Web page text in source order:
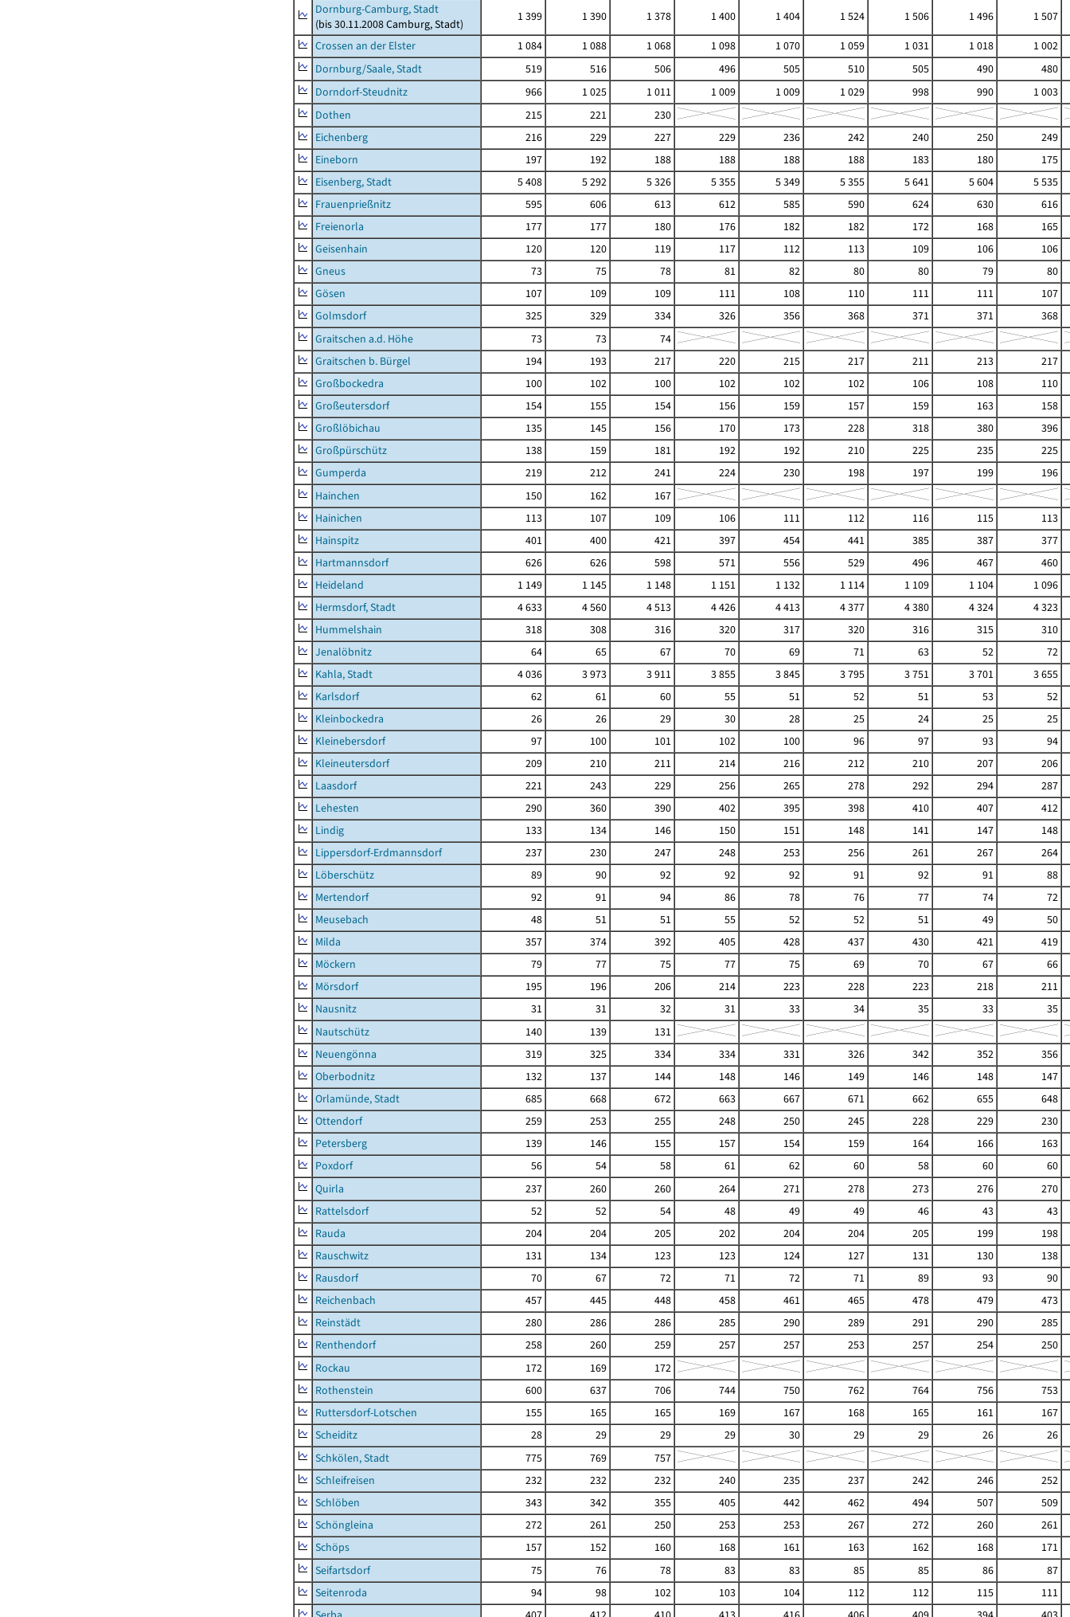
Dornburg-Camburg, Stadt
(bis 30.11.2008 Camburg, Stadt)
1 399 1 390 1 378 1 400 1 404 1 524 1 506 1 496
1 507
Crossen an der Elster
1 084 1 088 1 068 1 098 1 070 1 059 1 031 1 018
1 002
Dornburg/Saale, Stadt
519 516 506 496 505 510 505 490
480
Dorndorf-Steudnitz
966 1 025 1 011 1 009 1 009 1 029 998 990
1 003
Dothen
215 221
230
Eichenberg
216 229 227 229 236 242 240 250
249
Eineborn
197 192 188 188 188 188 183 180
175
Eisenberg, Stadt
5 408 5 292 5 326 5 355 5 349 5 355 5 641 5 604
5 535
Frauenprießnitz
595 606 613 612 585 590 624 630
616
Freienorla
177 177 180 176 182 182 172 168
165
Geisenhain
120 120 119 117 112 113 109 106
106
Gneus
73 75 78 81 82 80 80 79
80
Gösen
107 109 109 111 108 110 111 111
107
Golmsdorf
325 329 334 326 356 368 371 371
368
Graitschen a.d. Höhe
73 73
74
Graitschen b. Bürgel
194 193 217 220 215 217 211 213
217
Großbockedra
100 102 100 102 102 102 106 108
110
Großeutersdorf
154 155 154 156 159 157 159 163
158
Großlöbichau
135 145 156 170 173 228 318 380
396
Großpürschütz
138 159 181 192 192 210 225 235
225
Gumperda
219 212 241 224 230 198 197 199
196
Hainchen
150 162
167
Hainichen
113 107 109 106 111 112 116 115
113
Hainspitz
401 400 421 397 454 441 385 387
377
Hartmannsdorf
626 626 598 571 556 529 496 467
460
Heideland
1 149 1 145 1 148 1 151 1 132 1 114 1 109 1 104
1 096
Hermsdorf, Stadt
4 633 4 560 4 513 4 426 4 413 4 377 4 380 4 324
4 323
Hummelshain
318 308 316 320 317 320 316 315
310
Jenalöbnitz
64 65 67 70 69 71 63 52
72
Kahla, Stadt
4 036 3 973 3 911 3 855 3 845 3 795 3 751 3 701
3 655
Karlsdorf
62 61 60 55 51 52 51 53
52
Kleinbockedra
26 26 29 30 28 25 24 25
25
Kleinebersdorf
97 100 101 102 100 96 97 93
94
Kleineutersdorf
209 210 211 214 216 212 210 207
206
Laasdorf
221 243 229 256 265 278 292 294
287
Lehesten
290 360 390 402 395 398 410 407
412
Lindig
133 134 146 150 151 148 141 147
148
Lippersdorf-Erdmannsdorf
237 230 247 248 253 256 261 267
264
Löberschütz
89 90 92 92 92 91 92 91
88
Mertendorf
92 91 94 86 78 76 77 74
72
Meusebach
48 51 51 55 52 52 51 49
50
Milda
357 374 392 405 428 437 430 421
419
Möckern
79 77 75 77 75 69 70 67
66
Mörsdorf
195 196 206 214 223 228 223 218
211
Nausnitz
31 31 32 31 33 34 35 33
35
Nautschütz
140 139
131
Neuengönna
319 325 334 334 331 326 342 352
356
Oberbodnitz
132 137 144 148 146 149 146 148
147
Orlamünde, Stadt
685 668 672 663 667 671 662 655
648
Ottendorf
259 253 255 248 250 245 228 229
230
Petersberg
139 146 155 157 154 159 164 166
163
Poxdorf
56 54 58 61 62 60 58 60
60
Quirla
237 260 260 264 271 278 273 276
270
Rattelsdorf
52 52 54 48 49 49 46 43
43
Rauda
204 204 205 202 204 204 205 199
198
Rauschwitz
131 134 123 123 124 127 131 130
138
Rausdorf
70 67 72 71 72 71 89 93
90
Reichenbach
457 445 448 458 461 465 478 479
473
Reinstädt
280 286 286 285 290 289 291 290
285
Renthendorf
258 260 259 257 257 253 257 254
250
Rockau
172 169
172
Rothenstein
600 637 706 744 750 762 764 756
753
Ruttersdorf-Lotschen
155 165 165 169 167 168 165 161
167
Scheiditz
28 29 29 29 30 29 29 26
26
Schkölen, Stadt
775 769
757
Schleifreisen
232 232 232 240 235 237 242 246
252
Schlöben
343 342 355 405 442 462 494 507
509
Schöngleina
272 261 250 253 253 267 272 260
261
Schöps
157 152 160 168 161 163 162 168
171
Seifartsdorf
75 76 78 83 83 85 85 86
87
Seitenroda
94 98 102 103 104 112 112 115
111